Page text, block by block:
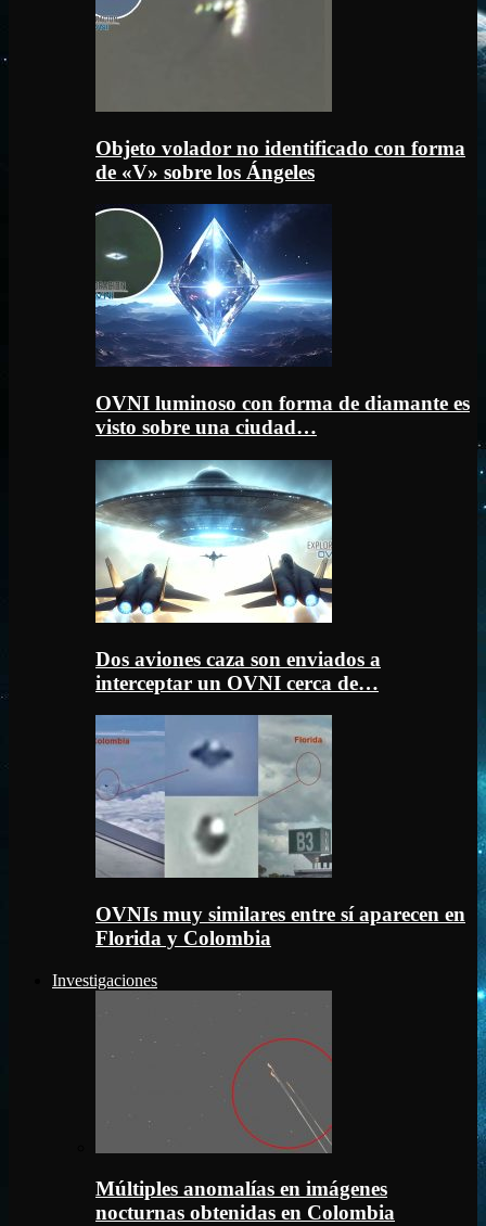
Objeto volador no identificado con forma
de «V» sobre los Ángeles
OVNI luminoso con forma de diamante es
visto sobre una ciudad…
Dos aviones caza son enviados a
interceptar un OVNI cerca de…
OVNIs muy similares entre sí aparecen en
Florida y Colombia
Investigaciones
Múltiples anomalías en imágenes
nocturnas obtenidas en Colombia